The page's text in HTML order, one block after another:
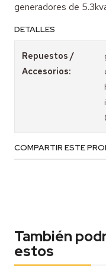
generadores de
DETALLES
Repuestos /
Accesorios:
COMPARTIR ESTE
También
estos